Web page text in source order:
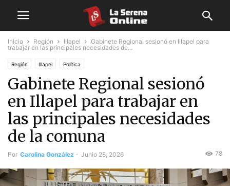
Inicio Región Illapel
Gabinete Regional sesionó en Illapel para
trabajar en las principales necesidades de...
Región Illapel Política
Gabinete Regional sesionó
en Illapel para trabajar en
las principales necesidades
de la comuna
Por Carolina González - Junio 28, 2026 78